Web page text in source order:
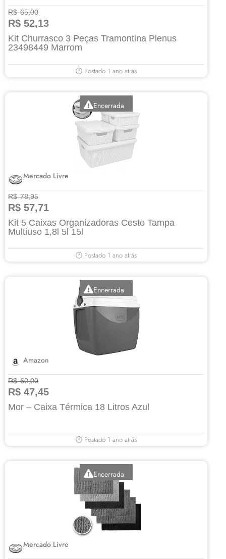
R$ 65,00
R$ 52,13
Kit Churrasco 3 Peças Tramontina Plenus
23498449 Marrom
🕐 Postado 1 ano atrás
Encerrada
Mercado Livre
R$ 78,95
R$ 57,71
Kit 5 Caixas Organizadoras Cesto Tampa
Multiuso 1,8l 5l 15l
🕐 Postado 1 ano atrás
Encerrada
Amazon
R$ 60,00
R$ 47,45
Mor – Caixa Térmica 18 Litros Azul
🕐 Postado 1 ano atrás
Encerrada
Mercado Livre